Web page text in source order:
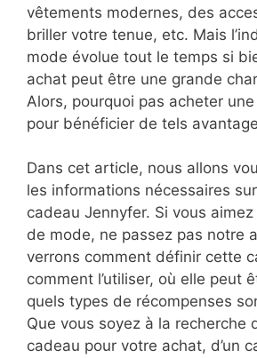
vêtements modernes, des
briller votre tenue, etc. Mais
mode évolue tout le temps si
achat peut être une grande
Alors, pourquoi pas acheter
pour bénéficier de tels
Dans cet article, nous allons
les informations nécessaires
cadeau Jennyfer. Si vous
de mode, ne passez pas notre
verrons comment définir cette
comment l’utiliser, où elle peut
quels types de récompenses
Que vous soyez à la recherche
cadeau pour votre achat, d’un